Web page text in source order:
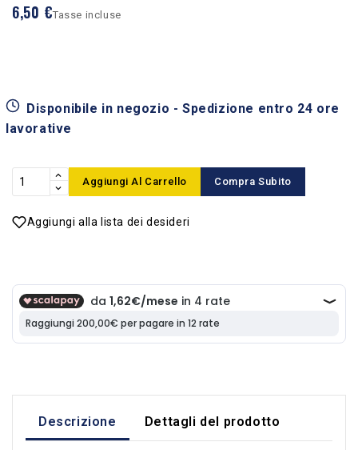
6,50 €Tasse incluse
Disponibile in negozio - Spedizione entro 24 ore
lavorative
Aggiungi Al Carrello Compra Subito
Aggiungi alla lista dei desideri
Descrizione Dettagli del prodotto